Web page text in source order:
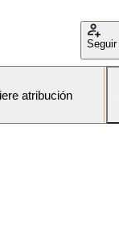
Seguir
atribución